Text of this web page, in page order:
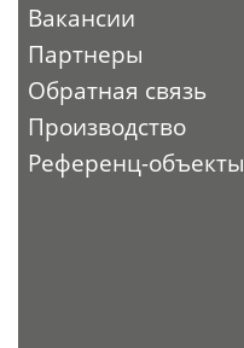
Вакансии
Партнеры
Обратная связь
Производство
Референц-объекты